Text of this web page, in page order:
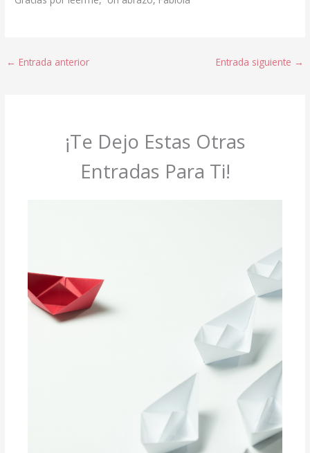
← Entrada anterior Entrada siguiente →
¡Te Dejo Estas Otras
Entradas Para Ti!